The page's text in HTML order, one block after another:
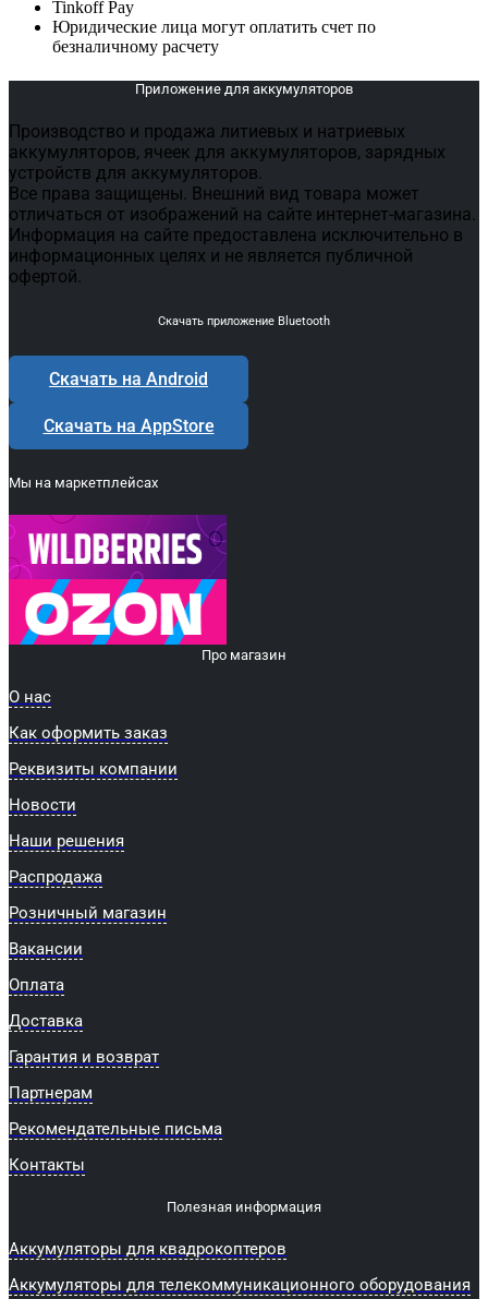
Tinkoff Pay
Юридические лица могут оплатить счет по
безналичному расчету
Приложение для аккумуляторов
Производство и продажа литиевых и натриевых
аккумуляторов, ячеек для аккумуляторов, зарядных
устройств для аккумуляторов.
Все права защищены. Внешний вид товара может
отличаться от изображений на сайте интернет-магазина.
Информация на сайте предоставлена исключительно в
информационных целях и не является публичной
офертой.
Скачать приложение Bluetooth
Скачать на Android
Скачать на AppStore
Мы на маркетплейсах
Про магазин
О нас
Как оформить заказ
Реквизиты компании
Новости
Наши решения
Распродажа
Розничный магазин
Вакансии
Оплата
Доставка
Гарантия и возврат
Партнерам
Рекомендательные письма
Контакты
Полезная информация
Аккумуляторы для квадрокоптеров
Аккумуляторы для телекоммуникационного оборудования